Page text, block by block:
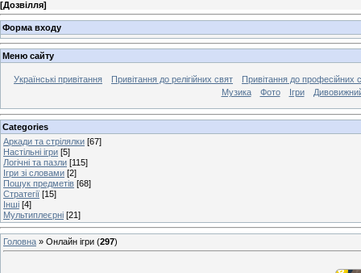
[Дозвілля]
Форма входу
Меню сайту
Українські привітання Привітання до релігійних свят
Привітання до професійних
Музика
Фото Ігри
Categories
Аркади та стрілялки [67]
Настільні ігри [5]
Логічні та пазли [115]
Ігри зі словами [2]
Пошук предметів [68]
Стратегії [15]
Інші [4]
Мультиплеєрні [21]
Головна » Онлайн ігри (297)